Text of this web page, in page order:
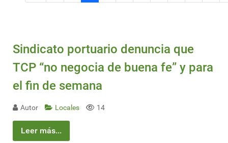
Sindicato portuario denuncia que
TCP “no negocia de buena fe” y para
el fin de semana
Autor Locales 14
Leer más...